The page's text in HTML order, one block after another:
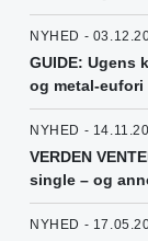
NYHED -
GUIDE: Ugens
og metal-eufori
NYHED -
VERDEN
single – og
NYHED -